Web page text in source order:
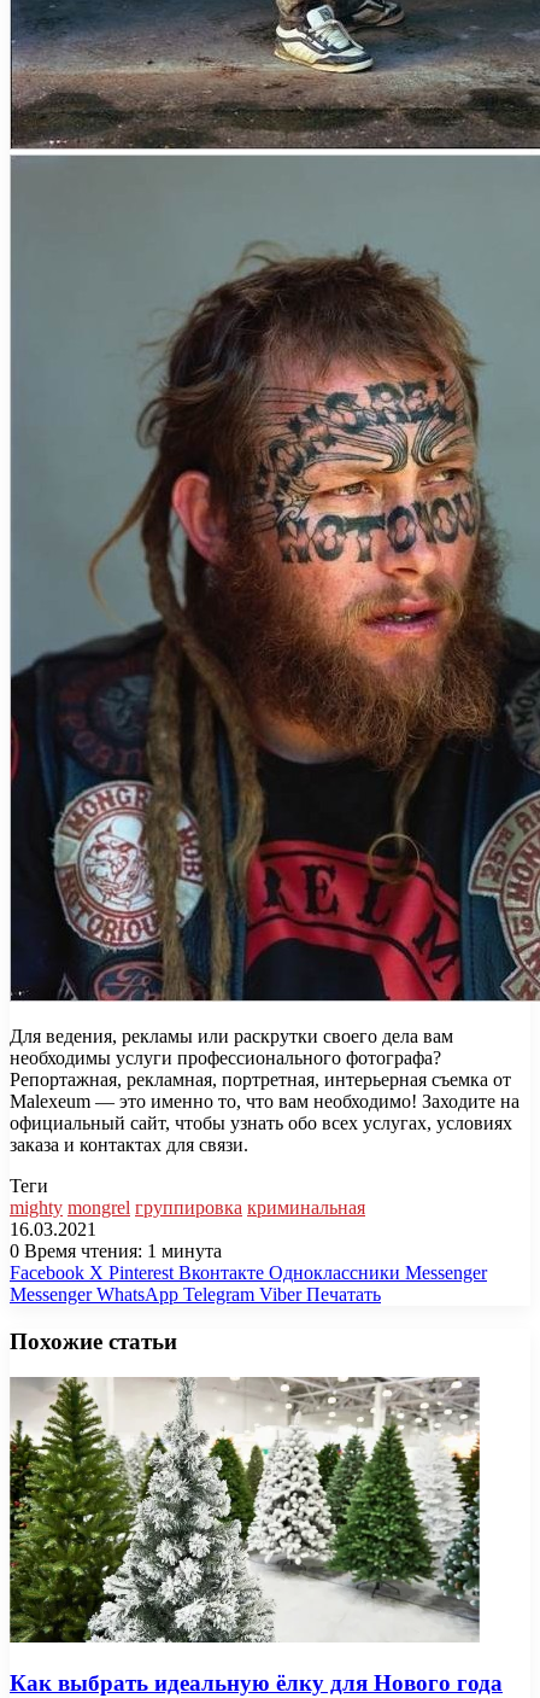
Для ведения, рекламы или раскрутки своего дела вам
необходимы услуги профессионального фотографа?
Репортажная, рекламная, портретная, интерьерная съемка от
Malexeum — это именно то, что вам необходимо! Заходите на
официальный сайт, чтобы узнать обо всех услугах, условиях
заказа и контактах для связи.
Теги
mighty mongrel группировка криминальная
16.03.2021
0 Время чтения: 1 минута
Facebook X Pinterest Вконтакте Одноклассники Messenger
Messenger WhatsApp Telegram Viber Печатать
Похожие статьи
Как выбрать идеальную ёлку для Нового года